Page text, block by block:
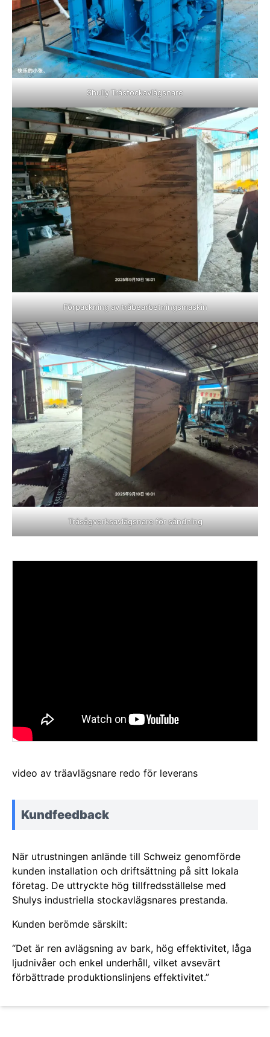
Shuliy Trästockavlägsnare
Förpackning av träbearbetningsmaskin
Träsågverksavlägsnare för sändning
video av träavlägsnare redo för leverans
Kundfeedback
När utrustningen anlände till Schweiz genomförde
kunden installation och driftsättning på sitt lokala
företag. De uttryckte hög tillfredsställelse med
Shulys industriella stockavlägsnares prestanda.
Kunden berömde särskilt:
“Det är ren avlägsning av bark, hög effektivitet, låga
ljudnivåer och enkel underhåll, vilket avsevärt
förbättrade produktionslinjens effektivitet.”